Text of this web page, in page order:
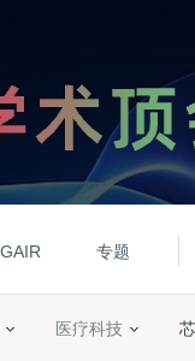
GAIR 专题
医疗科技